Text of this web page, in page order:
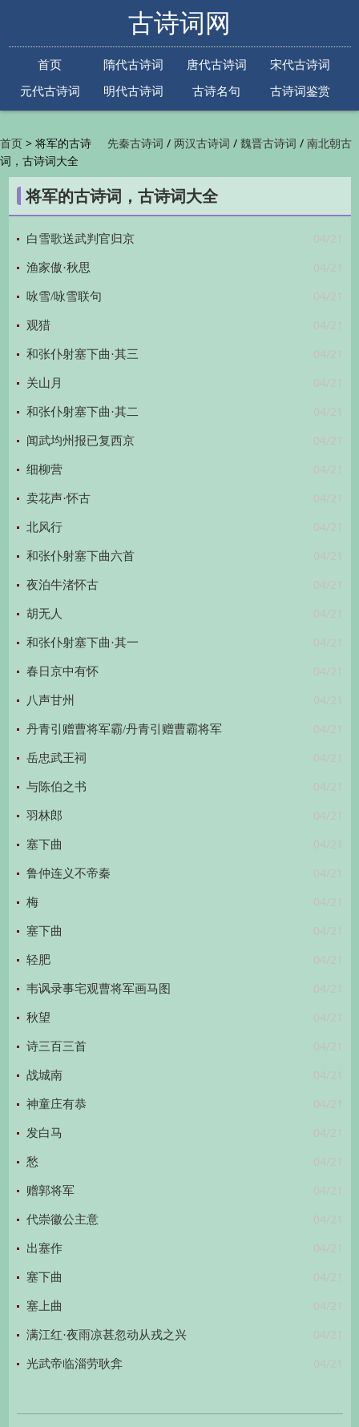
古诗词网
首页 隋代古诗词 唐代古诗词
宋代古诗词
元代古诗词
明代古诗词 古诗名句
古诗词鉴赏
先秦古诗词 /两汉古诗词 /魏晋古诗词 /南北朝古
代古诗词/金朝古诗词/元代古诗词/明代古诗词
/清代古诗词/近现代古诗词
鉴赏/古诗下一句/古诗上一句/
首页 > 将军的古诗
词，古诗词大全
将军的古诗词，古诗词大全
04/21
白雪歌送武判官归京
04/21
渔家傲·秋思
04/21
咏雪/咏雪联句
04/21
观猎
04/21
和张仆射塞下曲·其三
04/21
关山月
04/21
和张仆射塞下曲·其二
04/21
闻武均州报已复西京
04/21
细柳营
04/21
卖花声·怀古
04/21
北风行
04/21
和张仆射塞下曲六首
04/21
夜泊牛渚怀古
04/21
胡无人
04/21
和张仆射塞下曲·其一
04/21
春日京中有怀
04/21
八声甘州
04/21
丹青引赠曹将军霸/丹青引赠曹霸将军
04/21
岳忠武王祠
04/21
与陈伯之书
04/21
羽林郎
04/21
塞下曲
04/21
鲁仲连义不帝秦
04/21
梅
04/21
塞下曲
04/21
轻肥
04/21
韦讽录事宅观曹将军画马图
04/21
秋望
04/21
诗三百三首
04/21
战城南
04/21
神童庄有恭
04/21
发白马
04/21
愁
04/21
赠郭将军
04/21
代崇徽公主意
04/21
出塞作
04/21
塞下曲
04/21
塞上曲
04/21
满江红·夜雨凉甚忽动从戎之兴
04/21
光武帝临淄劳耿弇